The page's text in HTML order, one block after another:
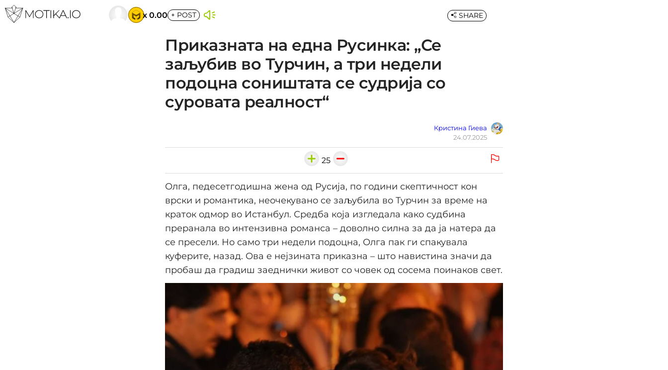
x 0.00 + POST
Приказната на една Русинка: „Се
заљубив во Турчин, а три недели
подоцна соништата се судрија со
суровата реалност“
Кристина Гиева
24.07.2025
SHARE
25
Олга, педесетгодишна жена од Русија, по години скептичност кон
врски и романтика, неочекувано се заљубила во Турчин за време на
краток одмор во Истанбул. Средба која изгледала како судбина
преранала во интензивна романса – доволно силна за да ја натера да
се пресели. Но само три недели подоцна, Олга пак ги спакувала
куферите, назад. Ова е нејзината приказна – што навистина значи да
пробаш да градиш заеднички живот со човек од сосема поинаков свет.